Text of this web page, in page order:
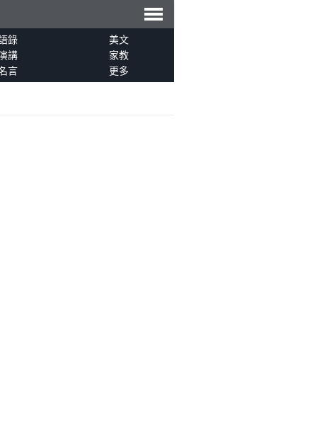
導
錄
美文
講
家教
言
更多